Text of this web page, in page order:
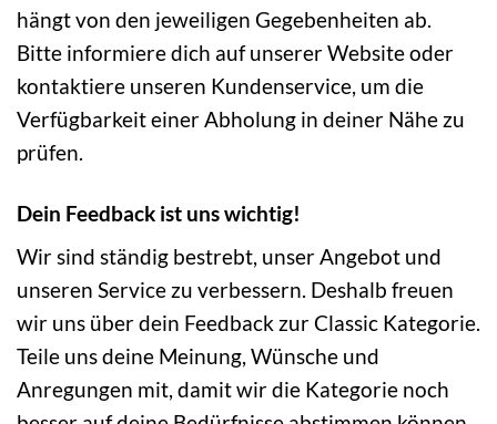
hängt von den jeweiligen Gegebenheiten ab.
Bitte informiere dich auf unserer Website oder
kontaktiere unseren Kundenservice, um die
Verfügbarkeit einer Abholung in deiner Nähe zu
prüfen.
Dein Feedback ist uns wichtig!
Wir sind ständig bestrebt, unser Angebot und
unseren Service zu verbessern. Deshalb freuen
wir uns über dein Feedback zur Classic Kategorie.
Teile uns deine Meinung, Wünsche und
Anregungen mit, damit wir die Kategorie noch